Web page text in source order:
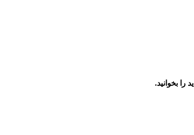
بخوانید.